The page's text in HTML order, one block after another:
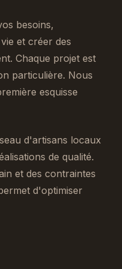
besoins,
et créer des
Chaque projet est
particulière. Nous
esquisse
d'artisans locaux
de qualité.
et des contraintes
d'optimiser